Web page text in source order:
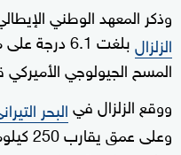
وذكر المعهد الوطني
الزلزال
بلغت 6.1
المسح الجيولوجي الأميركي قوته
ووقع الزلزال فيالبحر
وعلى